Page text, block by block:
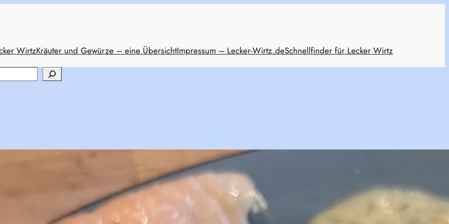
WirtzKräuter und Gewürze – eine ÜbersichtImpressum – Lecker-Wirtz.deSchnellfinder für Lecker Wirtz